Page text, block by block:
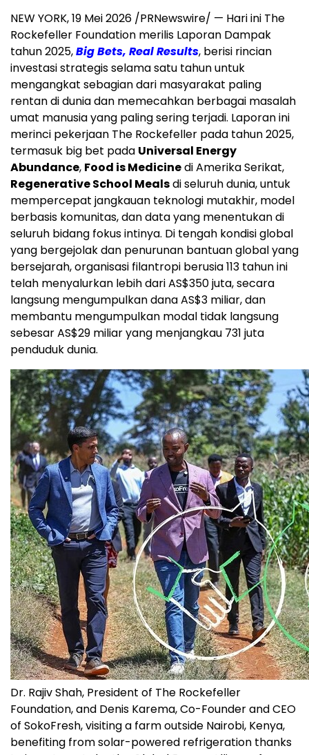
NEW YORK,19 Mei 2026 /PRNewswire/ — Hari ini The
Rockefeller Foundation merilis Laporan Dampak
tahun 2025,Big Bets, Real Results, berisi rincian
investasi strategis selama satu tahun untuk
mengangkat sebagian dari masyarakat paling
rentan di dunia dan memecahkan berbagai masalah
umat manusia yang paling sering terjadi. Laporan ini
merinci pekerjaan The Rockefeller pada tahun 2025,
termasuk big bet pada Universal Energy
Abundance, Food is Medicinedi Amerika Serikat,
Regenerative School Mealsdi seluruh dunia, untuk
mempercepat jangkauan teknologi mutakhir, model
berbasis komunitas, dan data yang menentukan di
seluruh bidang fokus intinya. Di tengah kondisi global
yang bergejolak dan penurunan bantuan global yang
bersejarah, organisasi filantropi berusia 113 tahun ini
telah menyalurkan lebih dari AS$350 juta, secara
langsung mengumpulkan dana AS$3 miliar, dan
membantu mengumpulkan modal tidak langsung
sebesar AS$29 miliar yang menjangkau 731 juta
penduduk dunia.
Dr. Rajiv Shah, President of The Rockefeller
Foundation, and Denis Karema, Co-Founder and CEO
of SokoFresh, visiting a farm outside Nairobi, Kenya,
benefiting from solar-powered refrigeration thanks